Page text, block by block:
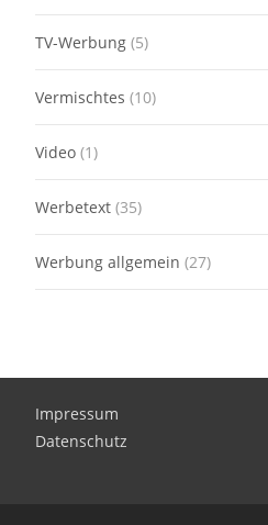
TV-Werbung (5)
Vermischtes (10)
Video (1)
Werbetext (35)
Werbung allgemein (27)
Impressum
Datenschutz